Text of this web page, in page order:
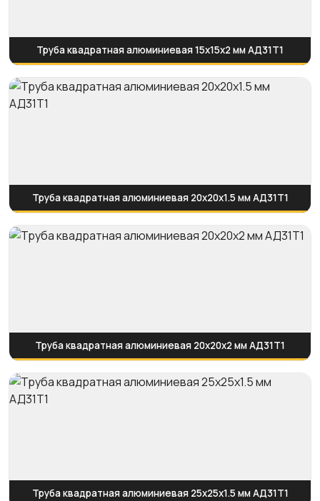
Труба квадратная алюминиевая 15х15х2 мм АД31Т1
Труба квадратная алюминиевая 20х20х1.5 мм АД31Т1
Труба квадратная алюминиевая 20х20х2 мм АД31Т1
Труба квадратная алюминиевая 25х25х1.5 мм АД31Т1